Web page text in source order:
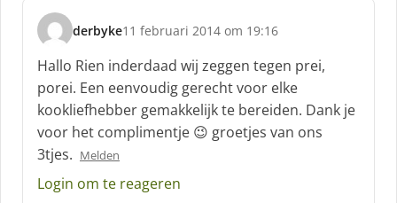
derbyke
s
c
h
r
e
e
f
11 februari 2014 om 19:16
Hallo Rien inderdaad wij zeggen tegen prei,
porei. Een eenvoudig gerecht voor elke
kookliefhebber gemakkelijk te bereiden. Dank je
voor het complimentje 😉 groetjes van ons
3tjes. Melden
Login om te reageren